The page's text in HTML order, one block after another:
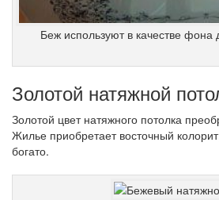
Беж используют в качестве фона
Золотой натяжной
Золотой цвет натяжного потолка
Жилье приобретает восточный
богато.